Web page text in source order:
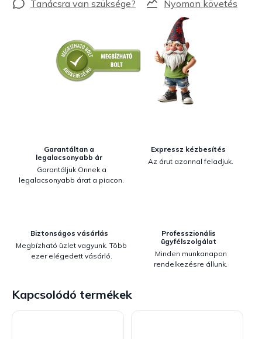
Nyomon követés
Garantáltan a
legalacsonyabb ár
Garantáljuk Önnek a
legalacsonyabb árat a piacon.
Expressz kézbesítés
Az árut azonnal feladjuk.
Biztonságos vásárlás
Megbízható üzlet vagyunk. Több
ezer elégedett vásárló.
Professzionális
ügyfélszolgálat
Minden munkanapon
rendelkezésre állunk.
Kapcsolódó termékek